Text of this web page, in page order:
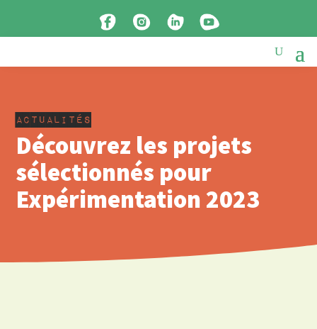
actualités
Découvrez les projets
sélectionnés pour
Expérimentation 2023